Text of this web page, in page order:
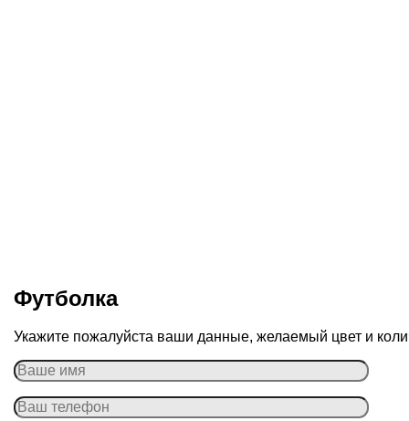
Футболка
Укажите пожалуйста ваши данные, желаемый цвет и